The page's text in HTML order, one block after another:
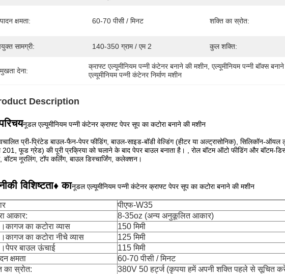
क्षमता: 60-70 पीसी / मिनट शक्ति का स्रोत:
सामग्री: 140-350 ग्राम / एम 2 कुल शक्ति:
देना:
क्राफ्ट एल्यूमीनियम पन्नी कंटेनर बनाने की मशीन , एल्यूमीनियम पन्नी बॉक्स
एल्यूमीनियम पन्नी कंटेनर निर्माण मशीन
Description
नूडल एल्यूमीनियम पन्नी कंटेनर क्राफ्ट पेपर सूप का कटोरा बनाने की मशीन
प्री-प्रिंटेड बाउल-फैन-पेपर फीडिंग, बाउल-साइड-बॉडी वेल्डिंग (हीटर या अल्ट्रासोनिक), सिलिकॉन-ऑयल
फूड ग्रेड) की पूरी प्रक्रिया को चलाने के बाद पेपर बाउल बनाता है। , रोल बॉटम ऑटो फीडिंग और बॉटम-
बॉटम नूरलिंग, टॉप कर्लिंग, बाउल डिस्चार्जिंग, कलेक्शन।
विशिष्टता♦ कानूडल एल्यूमीनियम पन्नी कंटेनर क्राफ्ट पेपर सूप का कटोरा बनाने की मशीन
पीएफ-W35
आकार:
8-35oz (अन्य अनुकूलित आकार)
का कटोरा व्यास
150 मिमी
का कटोरा नीचे व्यास
125 मिमी
बाउल ऊंचाई
115 मिमी
क्षमता
60-70 पीसी / मिनट
का स्रोत:
380V 50 हर्ट्ज (कृपया हमें अपनी शक्ति पहले से सूचित